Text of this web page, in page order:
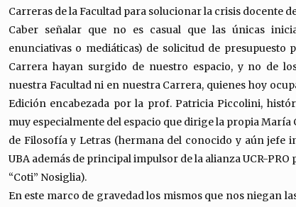
Carreras de la Facultad para solucionar la crisis docente
Caber señalar que no es casual que las únicas
enunciativas o mediáticas) de solicitud de presupuesto
Carrera hayan surgido de nuestro espacio, y no de
nuestra Facultad ni en nuestra Carrera, quienes hoy
Edición encabezada por la prof. Patricia Piccolini,
muy especialmente del espacio que dirige la propia María
de Filosofía y Letras (hermana del conocido y aún jefe
UBA además de principal impulsor de la alianza UCR-
“Coti” Nosiglia).
En este marco de gravedad los mismos que nos niegan